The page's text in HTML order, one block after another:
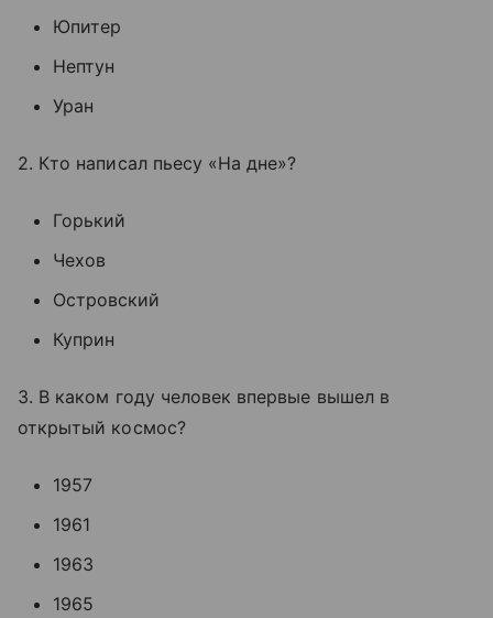
Юпитер
Нептун
Уран
2. Кто написал пьесу «На дне»?
Горький
Чехов
Островский
Куприн
3. В каком году человек впервые вышел в
открытый космос?
1957
1961
1963
1965